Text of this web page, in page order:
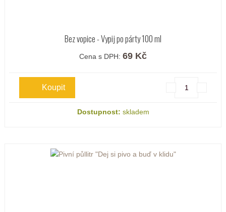
Bez vopice - Vypij po párty 100 ml
Cena s DPH: 69 Kč
Dostupnost: skladem